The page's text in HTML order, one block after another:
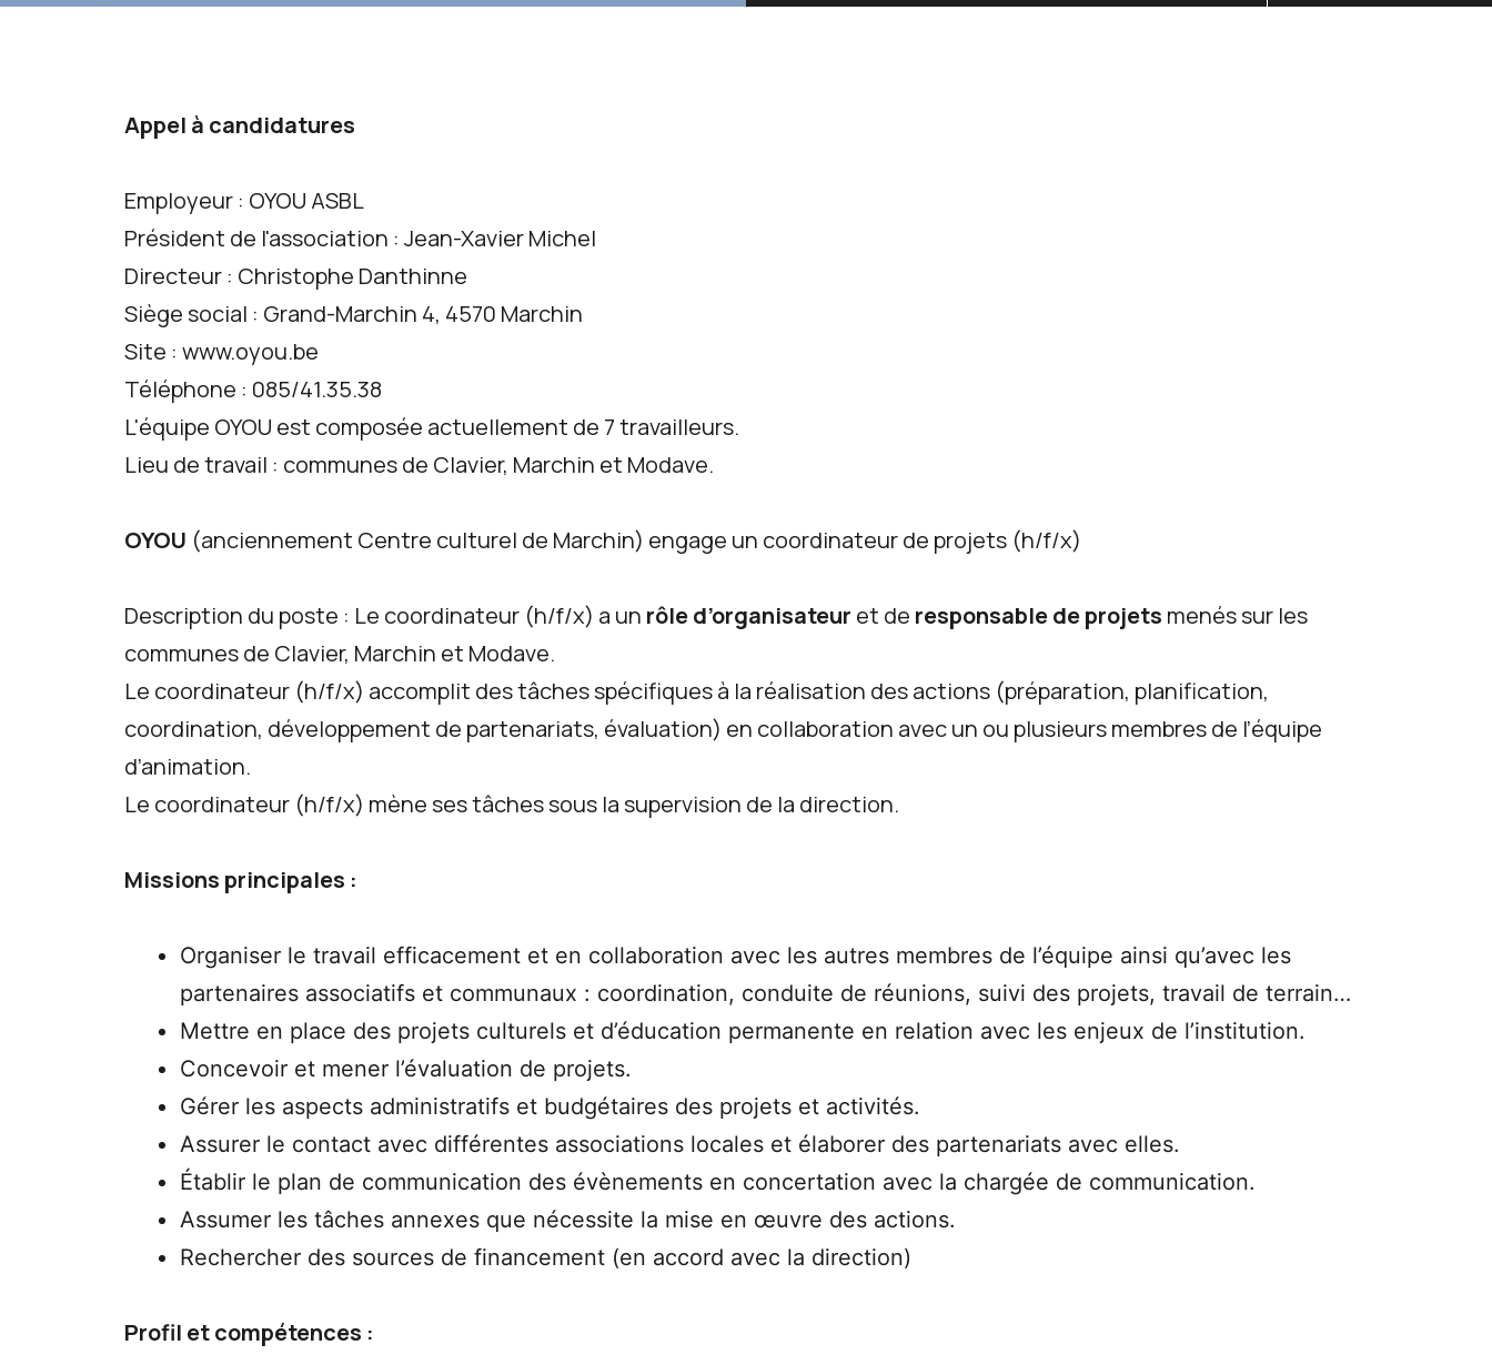
Appel à candidatures
Employeur : OYOU ASBL
Président de l'association : Jean-Xavier Michel
Directeur : Christophe Danthinne
Siège social : Grand-Marchin 4, 4570 Marchin
Site : www.oyou.be
Téléphone : 085/41.35.38
L'équipe OYOU est composée actuellement de 7 travailleurs.
Lieu de travail : communes de Clavier, Marchin et Modave.
OYOU (anciennement Centre culturel de Marchin) engage un coordinateur de projets (h/f/x)
Description du poste : Le coordinateur (h/f/x) a un rôle d’organisateur et de responsable de projets menés sur les
communes de Clavier, Marchin et Modave.
Le coordinateur (h/f/x) accomplit des tâches spécifiques à la réalisation des actions (préparation, planification,
coordination, développement de partenariats, évaluation) en collaboration avec un ou plusieurs membres de l’équipe
d’animation.
Le coordinateur (h/f/x) mène ses tâches sous la supervision de la direction.
Missions principales :
Organiser le travail efficacement et en collaboration avec les autres membres de l’équipe ainsi qu’avec les
partenaires associatifs et communaux : coordination, conduite de réunions, suivi des projets, travail de terrain…
Mettre en place des projets culturels et d’éducation permanente en relation avec les enjeux de l’institution.
Concevoir et mener l’évaluation de projets.
Gérer les aspects administratifs et budgétaires des projets et activités.
Assurer le contact avec différentes associations locales et élaborer des partenariats avec elles.
Établir le plan de communication des évènements en concertation avec la chargée de communication.
Assumer les tâches annexes que nécessite la mise en œuvre des actions.
Rechercher des sources de financement (en accord avec la direction)
Profil et compétences :